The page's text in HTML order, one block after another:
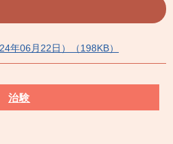
年06月22日）（198KB）
治験